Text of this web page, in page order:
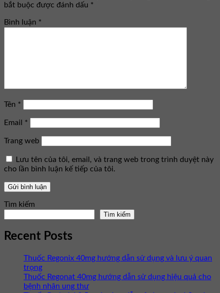
bắt buộc được đánh dấu *
Bình luận *
Tên *
Email *
Trang web
Lưu tên của tôi, email, và trang web trong trình duyệt này
cho lần bình luận kế tiếp của tôi.
Tìm kiếm
Tìm kiếm
Recent Posts
Thuốc Regonix 40mg hướng dẫn sử dụng và lưu ý quan
trọng
Thuốc Regonat 40mg hướng dẫn sử dụng hiệu quả cho
bệnh nhân ung thư